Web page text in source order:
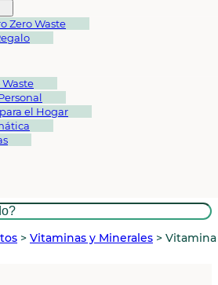
Zero Waste
el Hogar
> Vitaminas y Minerales > Vitamina